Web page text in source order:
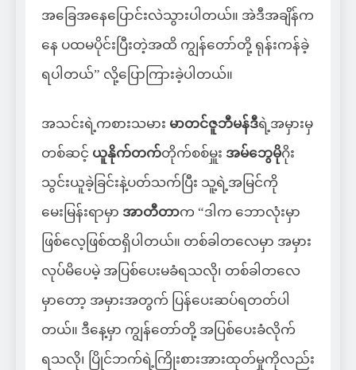
အခြေအနေပြောင်းလဲသွားပါတယ်။ အဲဒီအချိန်က
နေ ပထမပိုင်းပြီးတဲ့အထိ ကျွန်တော်တို့ ရုန်းကန်ခဲ့
ရပါတယ်” လို့ပြောကြားခဲ့ပါတယ်။
အသင်းရဲ့ကစားသမား မာတင်ဇူဘီမန်ဒီရဲ့အမှားမှ
တစ်ဆင့် ယူနိုက်တက်တိုက်စစ်မှူး အမ်ဘွေမိုဂိုး
သွင်းယူခဲ့ခြင်းနဲ့ပတ်သက်ပြီး သူ့ရဲ့အမြင်ကို
မေးမြန်းရာမှာ အာတီတာက “ဒါက ဘောလုံးမှာ
ဖြစ်လေ့ဖြစ်ထရှိပါတယ်။ တစ်ခါတလေမှာ အမှား
လုပ်မိပေမဲ့ အပြစ်ပေးမခံရသလို၊ တစ်ခါတလေ
မှာတော့ အမှားအတွက် ပြန်ပေးဆပ်ရတတ်ပါ
တယ်။ ဒီနေ့မှာ ကျွန်တော်တို့ အပြစ်ပေးခံလိုက်
ရသလို၊ ပြိုင်ဘက်ရဲ့ကြိုးစားအားထုတ်မှုကိုလည်း